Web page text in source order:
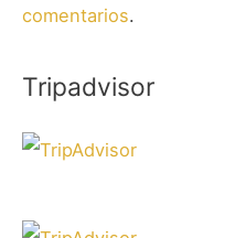
comentarios.
Tripadvisor